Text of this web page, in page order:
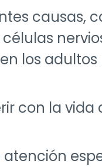
causas,
los
con la
atención